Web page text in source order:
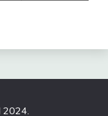
2024.